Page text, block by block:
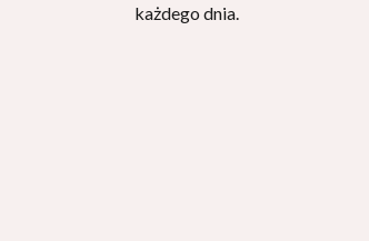
każdego dnia.